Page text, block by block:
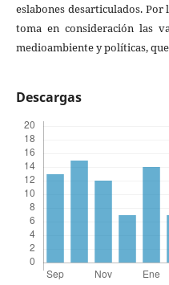
eslabones desarticulados.
toma en consideración las
medioambiente y políticas,
Descargas